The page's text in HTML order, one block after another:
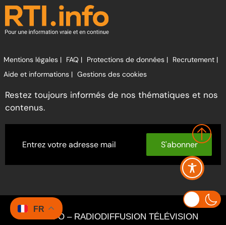
Mentions légales | FAQ | Protections de données | Recrutement |
Aide et informations | Gestions des cookies
Restez toujours informés de nos thématiques et nos
contenus.
S'abonner
RTI INFO – RADIODIFFUSION TÉLÉVISION
FR